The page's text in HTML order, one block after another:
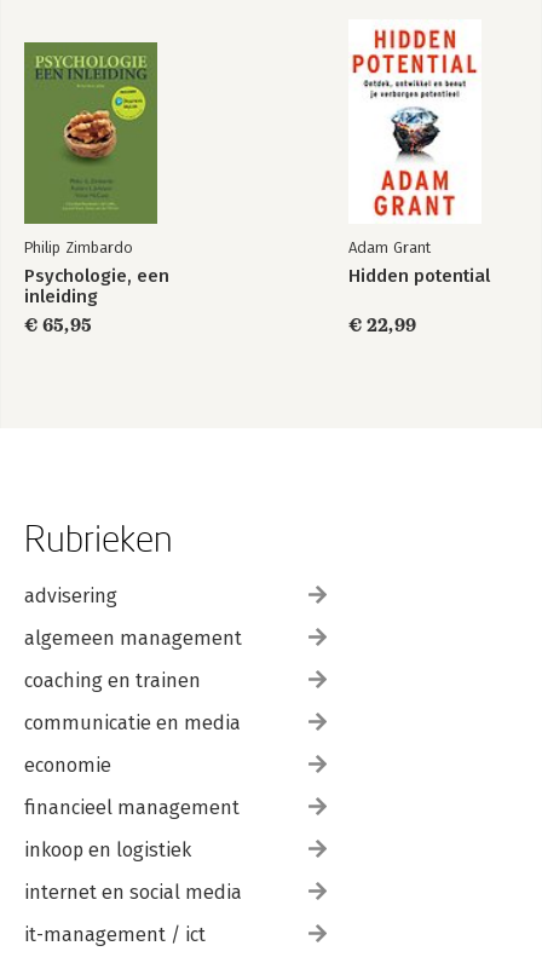
Philip Zimbardo
Psychologie, een
inleiding
€ 65,95
Adam Grant
Hidden potential
€ 22,99
Rubrieken
advisering
algemeen management
coaching en trainen
communicatie en media
economie
financieel management
inkoop en logistiek
internet en social media
it-management / ict